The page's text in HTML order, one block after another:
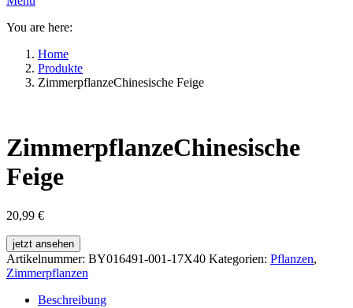
You are here:
Home
Produkte
ZimmerpflanzeChinesische Feige
ZimmerpflanzeChinesische
Feige
20,99 €
jetzt ansehen
Artikelnummer: BY016491-001-17X40 Kategorien: Pflanzen,
Zimmerpflanzen
Beschreibung